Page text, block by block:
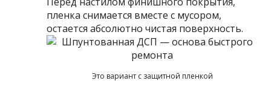
пленка снимается вместе с мусором,
остается абсолютно чистая поверхность.
Это вариант с защитной пленкой